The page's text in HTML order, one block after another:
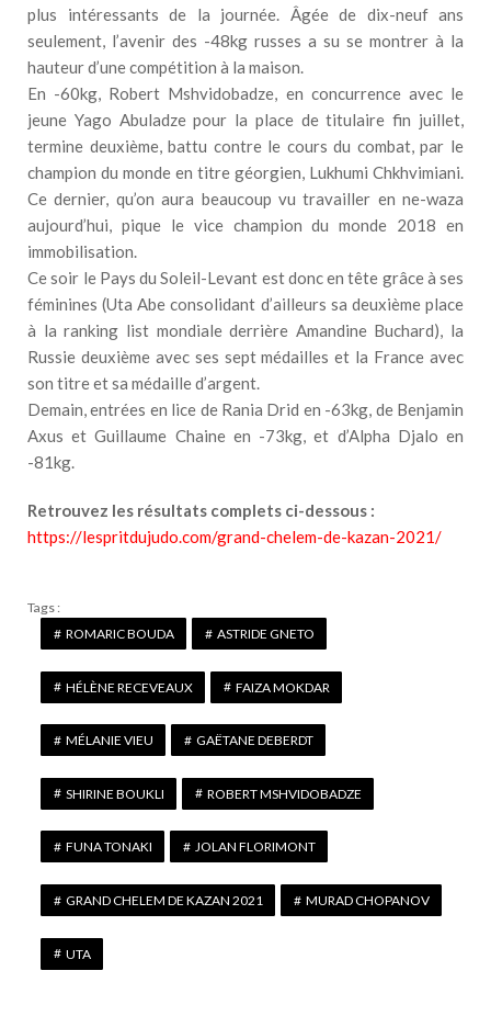
plus intéressants de la journée. Âgée de dix-neuf ans
seulement, l’avenir des -48kg russes a su se montrer à la
hauteur d’une compétition à la maison.
En -60kg, Robert Mshvidobadze, en concurrence avec le
jeune Yago Abuladze pour la place de titulaire fin juillet,
termine deuxième, battu contre le cours du combat, par le
champion du monde en titre géorgien, Lukhumi Chkhvimiani.
Ce dernier, qu’on aura beaucoup vu travailler en ne-waza
aujourd’hui, pique le vice champion du monde 2018 en
immobilisation.
Ce soir le Pays du Soleil-Levant est donc en tête grâce à ses
féminines (Uta Abe consolidant d’ailleurs sa deuxième place
à la ranking list mondiale derrière Amandine Buchard), la
Russie deuxième avec ses sept médailles et la France avec
son titre et sa médaille d’argent.
Demain, entrées en lice de Rania Drid en -63kg, de Benjamin
Axus et Guillaume Chaine en -73kg, et d’Alpha Djalo en
-81kg.
Retrouvez les résultats complets ci-dessous :
https://lespritdujudo.com/grand-chelem-de-kazan-2021/
Tags :
ROMARIC BOUDA
ASTRIDE GNETO
HÉLÈNE RECEVEAUX FAIZA MOKDAR
MÉLANIE VIEU GAËTANE DEBERDT
SHIRINE BOUKLI ROBERT MSHVIDOBADZE
FUNA TONAKI JOLAN FLORIMONT
GRAND CHELEM DE KAZAN 2021 MURAD CHOPANOV
UTA